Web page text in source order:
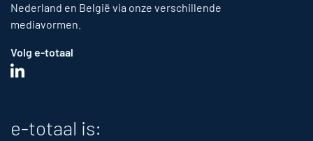
Nederland en België via onze verschillende
mediavormen.
Volg e-totaal
e-totaal is: